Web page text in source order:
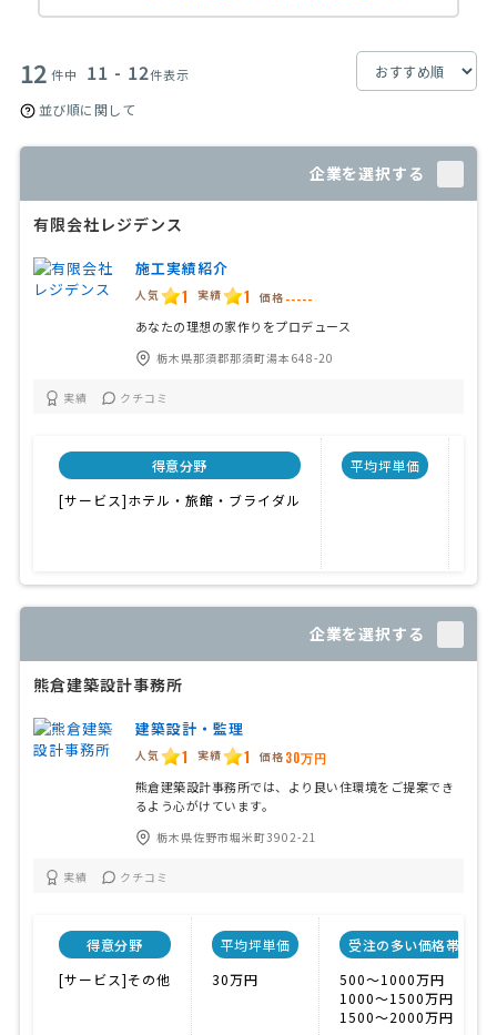
12 件中 11 - 12件表示
並び順に関して
企業を選択する
有限会社レジデンス
施工実績紹介
人気 1 実績 1 価格 -----
あなたの理想の家作りをプロデュース
栃木県那須郡那須町湯本648-20
実績 クチコミ
得意分野
[サービス]ホテル・旅館・ブライダル
平均坪単価
企業を選択する
熊倉建築設計事務所
建築設計・監理
人気 1 実績 1 価格 30万円
熊倉建築設計事務所では、より良い住環境をご提案でき
るよう心がけています。
栃木県佐野市堀米町3902-21
実績 クチコミ
得意分野
[サービス]その他
平均坪単価
30万円
受注の多い価格帯
500〜1000万円
1000〜1500万円
1500〜2000万円